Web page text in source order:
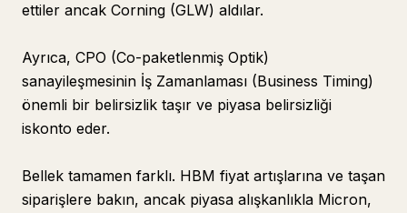
ettiler ancak Corning (GLW) aldılar.
Ayrıca, CPO (Co-paketlenmiş Optik)
sanayileşmesinin İş Zamanlaması (Business Timing)
önemli bir belirsizlik taşır ve piyasa belirsizliği
iskonto eder.
Bellek tamamen farklı. HBM fiyat artışlarına ve taşan
siparişlere bakın, ancak piyasa alışkanlıkla Micron,